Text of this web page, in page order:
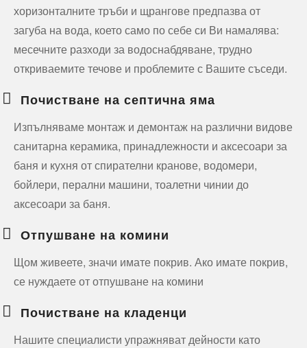
хоризонталните тръби и щрангове предпазва от
загуба на вода, което само по себе си Ви намалява:
месечните разходи за водоснабдяване, трудно
откриваемите течове и проблемите с Вашите съседи.
Почистване на септична яма
Изпълняваме монтаж и демонтаж на различни видове
санитарна керамика, принадлежности и аксесоари за
баня и кухня от спирателни кранове, водомери,
бойлери, перални машини, тоалетни чинии до
аксесоари за баня.
Отпушване на комини
Щом живеете, значи имате покрив. Ако имате покрив,
се нуждаете от отпушване на комини
Почистване на кладенци
Нашите специалисти упражняват дейности като